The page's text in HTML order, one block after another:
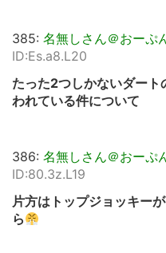
385: 名無しさん＠おーぷ
ID:Es.a8.L20
たった2つしかないダート
われている件について
386: 名無しさん＠おーぷ
ID:80.3z.L19
片方はトップジョッキー
ら